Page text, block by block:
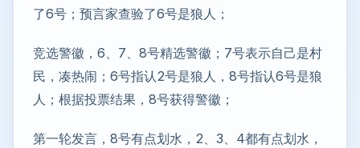
了6号；预言家查验了6号是狼人；
竞选警徽，6、7、8号精选警徽；7号表示自己是村
民，凑热闹；6号指认2号是狼人，8号指认6号是狼
人；根据投票结果，8号获得警徽；
第一轮发言，8号有点划水，2、3、4都有点划水，